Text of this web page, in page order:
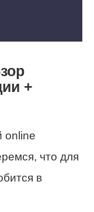
+
online
что для
в